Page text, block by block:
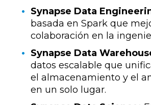
Synapse Data
basada en Spark que
colaboración en la
Synapse Data
datos escalable que
el almacenamiento y el
en un solo lugar.